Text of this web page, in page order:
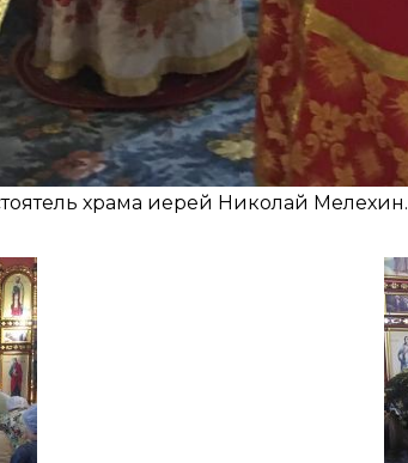
храма иерей Николай Мелехин.